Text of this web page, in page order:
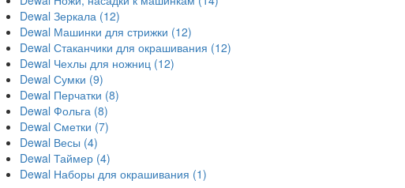
Dewal Зеркала (12)
Dewal Машинки для стрижки (12)
Dewal Стаканчики для окрашивания (12)
Dewal Чехлы для ножниц (12)
Dewal Сумки (9)
Dewal Перчатки (8)
Dewal Фольга (8)
Dewal Сметки (7)
Dewal Весы (4)
Dewal Таймер (4)
Dewal Наборы для окрашивания (1)